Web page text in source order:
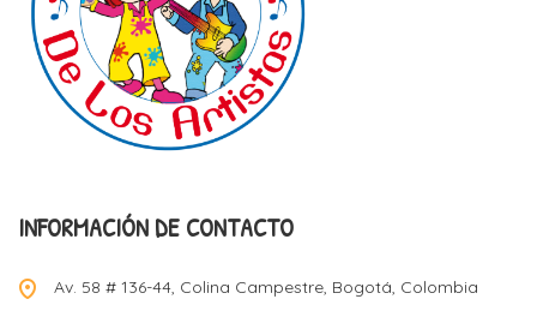
INFORMACIÓN DE CONTACTO
Av. 58 # 136-44, Colina Campestre, Bogotá, Colombia